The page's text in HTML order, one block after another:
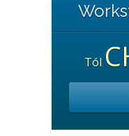
Tól